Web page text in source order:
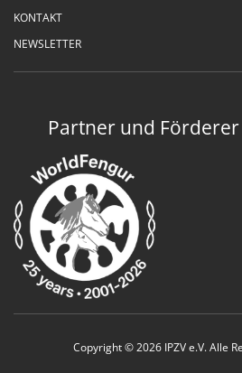
KONTAKT
NEWSLETTER
Partner und Förderer
Copyright © 2026 IPZV e.V. Alle